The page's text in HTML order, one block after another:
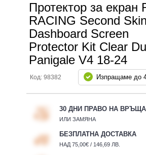
Протектор за екран
RACING Second Skin
Dashboard Screen
Protector Kit Clear
Panigale V4 18-24
Код: 98382 Изпращаме до
30 ДНИ ПРАВО НА
ИЛИ ЗАМЯНА
БЕЗПЛАТНА ДОСТАВКА
НАД 75,00€ / 146,69 ЛВ.